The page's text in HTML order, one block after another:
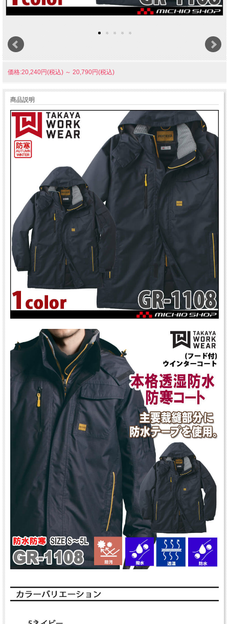
価格:20,240円(税込) ～ 20,790円(税込)
商品説明